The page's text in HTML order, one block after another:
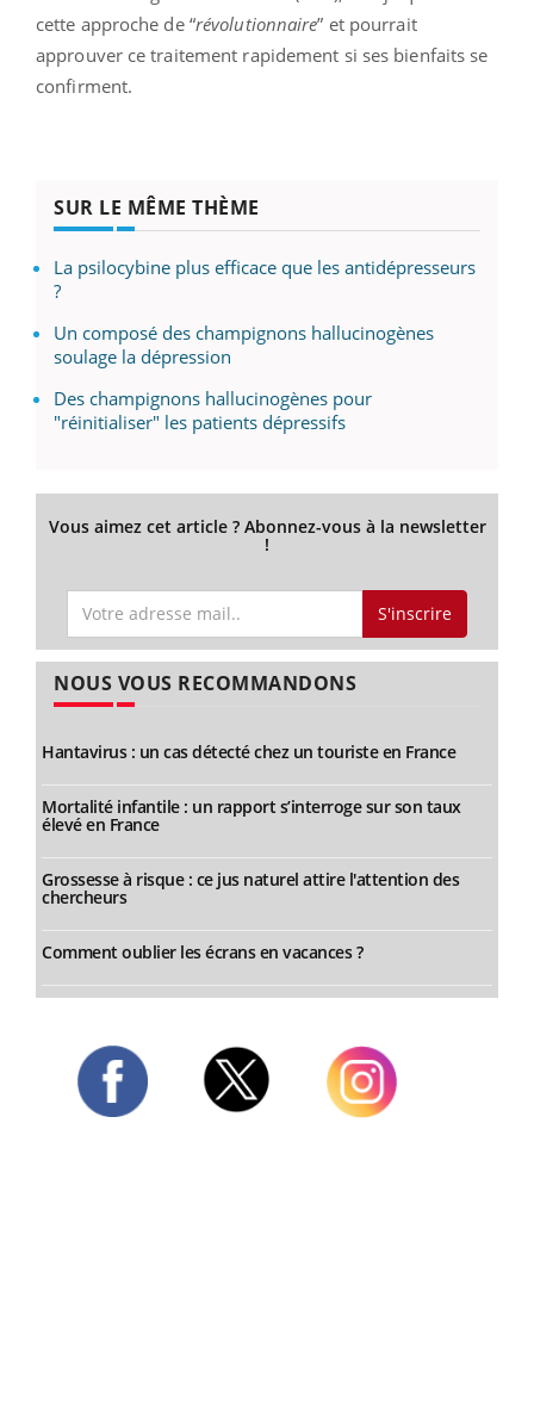
cette approche de “révolutionnaire” et pourrait
approuver ce traitement rapidement si ses bienfaits se
confirment.
SUR LE MÊME THÈME
La psilocybine plus efficace que les antidépresseurs
?
Un composé des champignons hallucinogènes
soulage la dépression
Des champignons hallucinogènes pour
"réinitialiser" les patients dépressifs
Vous aimez cet article ? Abonnez-vous à la newsletter
!
S'inscrire
NOUS VOUS RECOMMANDONS
Hantavirus : un cas détecté chez un touriste en France
Mortalité infantile : un rapport s’interroge sur son taux
élevé en France
Grossesse à risque : ce jus naturel attire l'attention des
chercheurs
Comment oublier les écrans en vacances ?